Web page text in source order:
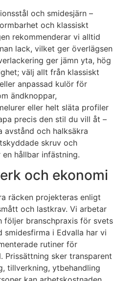
och smidesjärn –
och klassiskt
rekommenderar vi alltid
lack, vilket ger överlägsen
ger jämn yta, hög
välj allt från klassiskt
anpassad kulör för
ändknoppar,
eller helt släta profiler
precis den stil du vill åt –
avstånd och halksäkra
skruv och
hållbar infästning.
och ekonomi
räcken projekteras enligt
och lastkrav. Vi arbetar
följer branschpraxis för svets
smidesfirma i Edvalla har vi
rutiner för
Prissättning sker transparent
tillverkning, ytbehandling